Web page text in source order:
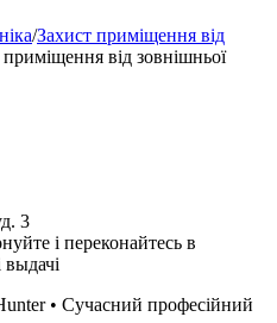
/Захист приміщення від
від зовнішньої
3
і переконайтесь в
выдачі
• Сучасний професійний